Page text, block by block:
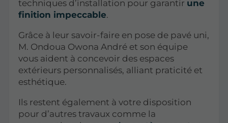
techniques d’installation pour garantir une
finition impeccable.
Grâce à leur savoir-faire en pose de pavé uni,
M. Ondoua Owona André et son équipe
vous aident à concevoir des espaces
extérieurs personnalisés, alliant praticité et
esthétique.
Ils restent également à votre disposition
pour d’autres travaux comme la